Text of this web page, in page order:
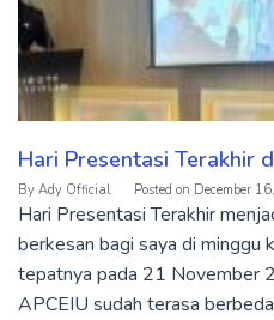
Hari Presentasi Terakhir
By Ady Official Posted on December
Hari Presentasi Terakhir
berkesan bagi saya di minggu
tepatnya pada 21 November
APCEIU sudah terasa